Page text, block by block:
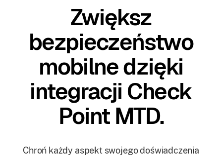
Zwiększ
bezpieczeństwo
mobilne dzięki
integracji Check
Point MTD.
Chroń każdy aspekt swojego doświadczenia